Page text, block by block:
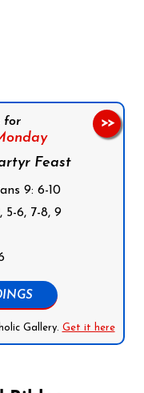
for
Feast
9: 6-10
5-6, 7-8, 9
Gallery. Get it here
>>